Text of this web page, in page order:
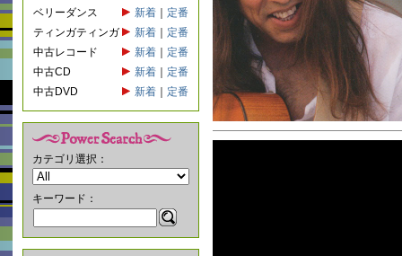
ベリーダンス
新着
定番
ティンガティンガ
新着
定番
中古レコード
新着
定番
中古CD
新着
定番
中古DVD
新着 定番
カテゴリ選択：
キーワード：